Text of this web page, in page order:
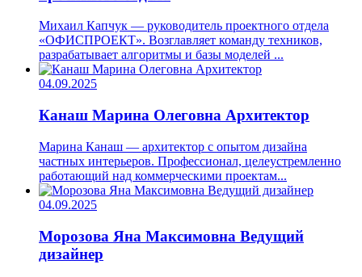
Михаил Капчук — руководитель проектного отдела
«ОФИСПРОЕКТ». Возглавляет команду техников,
разрабатывает алгоритмы и базы моделей ...
04.09.2025
Канаш Марина Олеговна Архитектор
Марина Канаш — архитектор с опытом дизайна
частных интерьеров. Профессионал, целеустремленно
работающий над коммерческими проектам...
04.09.2025
Морозова Яна Максимовна Ведущий
дизайнер